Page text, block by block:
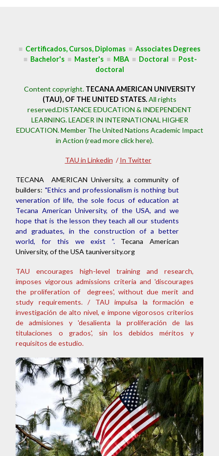
■ Certificados, Cursos, Diplomas ■ Associates Degrees
■ Bachelor's ■ Master's ■ MBA ■ Doctoral ■ Post-
doctoral
Content copyright. TECANA AMERICAN UNIVERSITY
(TAU), OF THE UNITED STATES.All rights
reserved.DISTANCE EDUCATION & INDEPENDENT
LEARNING. LEADER IN INTERNATIONAL HIGHER
EDUCATION.Member The United Nations Academic Impact
in Action (read more click here).
TAU in Linkedin /In Twitter
TECANA AMERICAN University, a community of
builders: "Ethics and professionalism is nothing but
veneration of life, the sole focus of education at
Tecana American University, of the USA, and we
hope that is the lesson they teach all our students
and graduates, in the construction of a better
world, for this we exist ”. Tecana American
University, of the USA tauniversity.org
TAU encourages high-level training and research,
imposes vigorous admissions criteria and 'discourages
the proliferation of degrees', without due merit and
study requirements. / TAU impulsa la formación e
investigación de alto nivel, e impone vigorosos criterios
de admisiones y 'desalienta la proliferación de las
titulaciones o grados', sin los debidos méritos y
requisitos de estudio.